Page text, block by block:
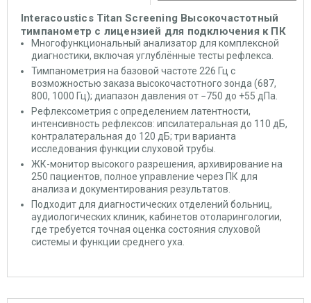
Interacoustics Titan Screening Высокочастотный
тимпанометр с лицензией для подключения к ПК
Многофункциональный анализатор для комплексной
диагностики, включая углублённые тесты рефлекса.
Тимпанометрия на базовой частоте 226 Гц с
возможностью заказа высокочастотного зонда (687,
800, 1000 Гц); диапазон давления от −750 до +55 дПа.
Рефлексометрия с определением латентности,
интенсивность рефлексов: ипсилатеральная до 110 дБ,
контралатеральная до 120 дБ; три варианта
исследования функции слуховой трубы.
ЖК-монитор высокого разрешения, архивирование на
250 пациентов, полное управление через ПК для
анализа и документирования результатов.
Подходит для диагностических отделений больниц,
аудиологических клиник, кабинетов отоларингологии,
где требуется точная оценка состояния слуховой
системы и функции среднего уха.